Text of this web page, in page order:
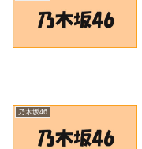
乃木坂46